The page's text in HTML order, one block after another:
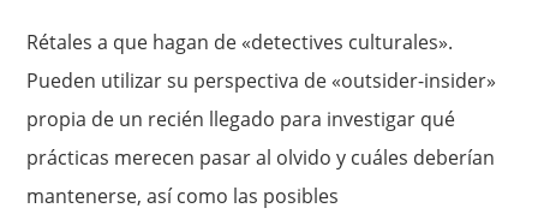
Rétales a que hagan de «detectives culturales».
Pueden utilizar su perspectiva de «outsider-insider»
propia de un recién llegado para investigar qué
prácticas merecen pasar al olvido y cuáles deberían
mantenerse, así como las posibles